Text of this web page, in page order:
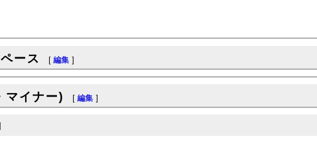
ース [ 編集 ]
マイナー) [ 編集 ]